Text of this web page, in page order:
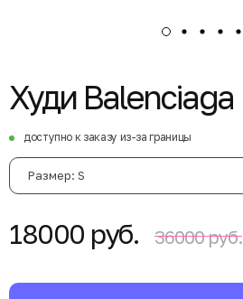
Худи Balenciaga
доступно к заказу из-за границы
Размер: S
18000 руб. 36000 руб.